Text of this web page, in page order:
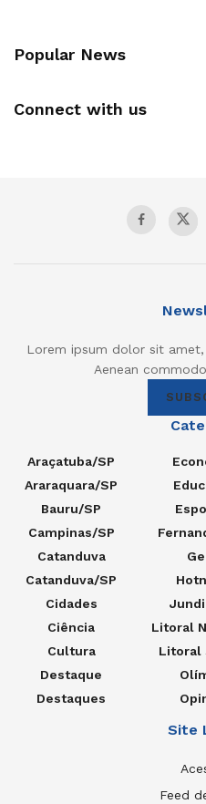
Popular News
Connect with us
Lorem ipsum dolor sit
Aenean
Araçatuba/SP
Araraquara/SP
Bauru/SP
Campinas/SP
Catanduva
Catanduva/SP
Cidades
Ciência
Cultura
Destaque
Destaques
Litoral
Litoral
Site
Feed